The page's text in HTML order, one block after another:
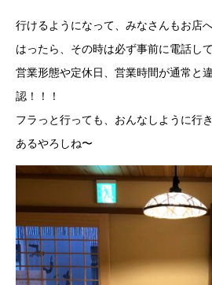
行けるようになって、みなさんもお店
はったら、その時は必ず事前に電話し
営業形態や定休日、営業時間が通常と
認！！！
フラっと行っても、おんなしように行
あるやろしね〜